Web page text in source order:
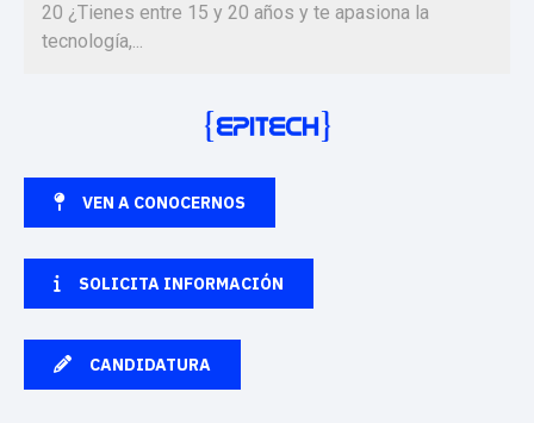
20 ¿Tienes entre 15 y 20 años y te apasiona la
tecnología,...
VEN A CONOCERNOS
SOLICITA INFORMACIÓN
CANDIDATURA